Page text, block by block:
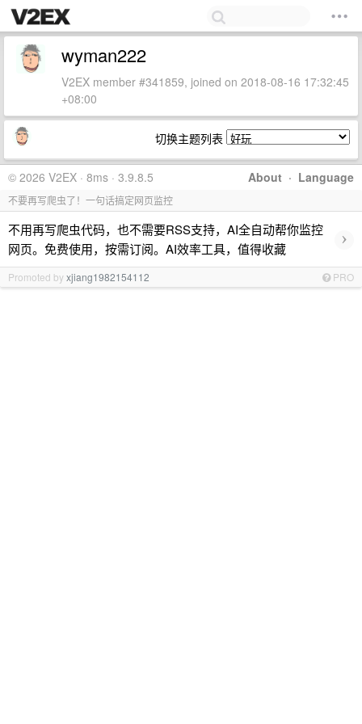
wyman222
V2EX member #341859, joined on 2018-08-16 17:32:45
+08:00
切换主题列表
About · Language
© 2026 V2EX · 8ms · 3.9.8.5
不要再写爬虫了！一句话搞定网页监控
不用再写爬虫代码，也不需要RSS支持，AI全自动帮你监控
网页。免费使用，按需订阅。AI效率工具，值得收藏
›
Promoted byxjiang1982154112 PRO